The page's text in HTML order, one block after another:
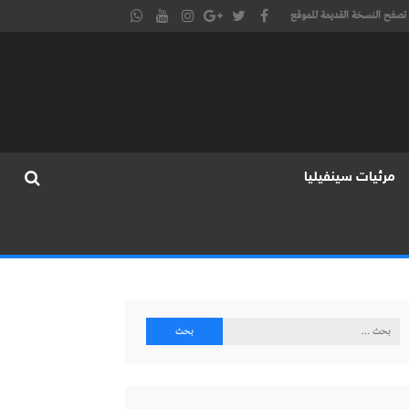
تصفح النسخة القديمة للموقع
مرئيات سينفيليا
البحث